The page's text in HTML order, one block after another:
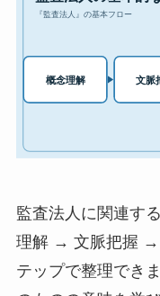
監査法人に関連す
理解 → 文脈把握 →
テップで整理でき